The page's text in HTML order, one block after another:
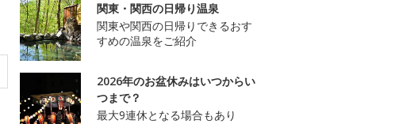
関東・関西の日帰り温泉
関東や関西の日帰りできるおす
すめの温泉をご紹介
2026年のお盆休みはいつからい
つまで？
最大9連休となる場合もあり